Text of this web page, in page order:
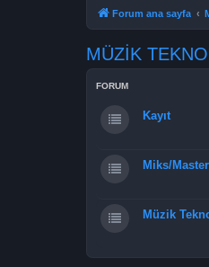
Forum ana sayfa
MÜZİK
FORUM
Kayıt
Miks/
Müzik